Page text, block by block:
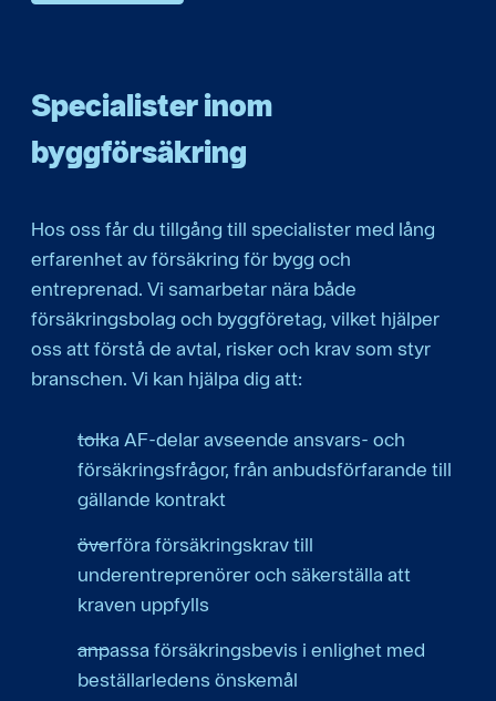
Specialister inom
byggförsäkring
Hos oss får du tillgång till specialister med lång
erfarenhet av försäkring för bygg och
entreprenad. Vi samarbetar nära både
försäkringsbolag och byggföretag, vilket hjälper
oss att förstå de avtal, risker och krav som styr
branschen. Vi kan hjälpa dig att:
tolka AF-delar avseende ansvars- och
försäkringsfrågor, från anbudsförfarande till
gällande kontrakt
överföra försäkringskrav till
underentreprenörer och säkerställa att
kraven uppfylls
anpassa försäkringsbevis i enlighet med
beställarledens önskemål